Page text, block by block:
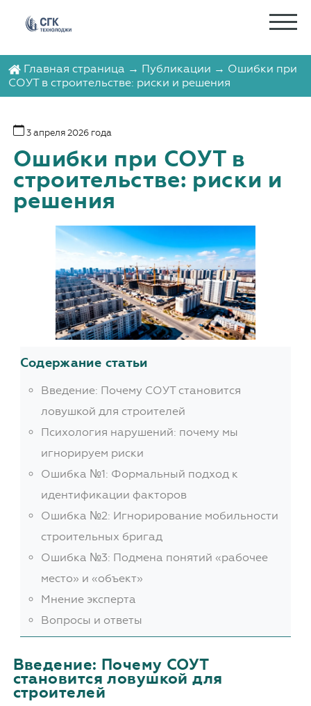
Главная страница → Публикации → Ошибки при
СОУТ в строительстве: риски и решения
3 апреля 2026 года
Ошибки при СОУТ в
строительстве: риски и
решения
Содержание статьи
Введение: Почему СОУТ становится
ловушкой для строителей
Психология нарушений: почему мы
игнорируем риски
Ошибка №1: Формальный подход к
идентификации факторов
Ошибка №2: Игнорирование мобильности
строительных бригад
Ошибка №3: Подмена понятий «рабочее
место» и «объект»
Мнение эксперта
Вопросы и ответы
Введение: Почему СОУТ
становится ловушкой для
строителей